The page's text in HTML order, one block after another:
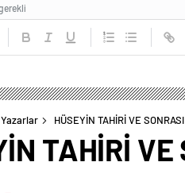
Yazarlar HÜSEYİN TAHİRİ VE SONRASI
TAHİRİ VE